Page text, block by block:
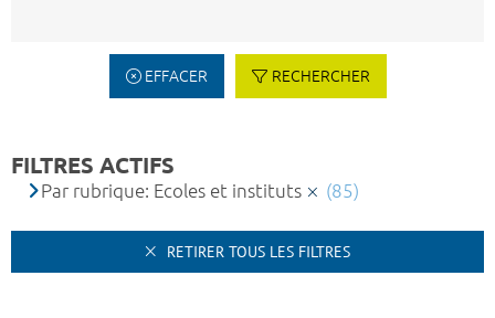
EFFACER RECHERCHER
FILTRES ACTIFS
Par rubrique: Ecoles et instituts (85)
RETIRER TOUS LES FILTRES